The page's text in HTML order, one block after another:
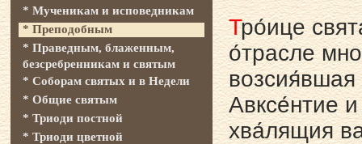
Тро́ице
о́трасле
возсия́вшая
Авксе́нтие
хва́лящия
* Мученикам и исповедникам
* Преподобным
* Праведным, блаженным,
безсребренникам и святым
* Соборам святых и в Недели
* Общие святым
* Триоди постной
* Триоди цветной